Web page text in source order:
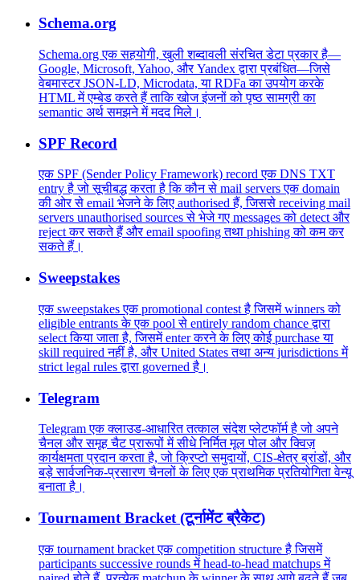
Schema.org
Schema.org एक सहयोगी, खुली शब्दावली संरचित डेटा प्रकार है—
Google, Microsoft, Yahoo, और Yandex द्वारा प्रबंधित—जिसे
वेबमास्टर JSON-LD, Microdata, या RDFa का उपयोग करके
HTML में एम्बेड करते हैं ताकि खोज इंजनों को पृष्ठ सामग्री का
semantic अर्थ समझने में मदद मिले।
SPF Record
एक SPF (Sender Policy Framework) record एक DNS TXT
entry है जो सूचीबद्ध करता है कि कौन से mail servers एक domain
की ओर से email भेजने के लिए authorised हैं, जिससे receiving mail
servers unauthorised sources से भेजे गए messages को detect और
reject कर सकते हैं और email spoofing तथा phishing को कम कर
सकते हैं।
Sweepstakes
एक sweepstakes एक promotional contest है जिसमें winners को
eligible entrants के एक pool से entirely random chance द्वारा
select किया जाता है, जिसमें enter करने के लिए कोई purchase या
skill required नहीं है, और United States तथा अन्य jurisdictions में
strict legal rules द्वारा governed है।
Telegram
Telegram एक क्लाउड-आधारित तत्काल संदेश प्लेटफॉर्म है जो अपने
चैनल और समूह चैट प्रारूपों में सीधे निर्मित मूल पोल और क्विज़
कार्यक्षमता प्रदान करता है, जो क्रिप्टो समुदायों, CIS-क्षेत्र ब्रांडों, और
बड़े सार्वजनिक-प्रसारण चैनलों के लिए एक प्राथमिक प्रतियोगिता वेन्यू
बनाता है।
Tournament Bracket (टूर्नामेंट ब्रैकेट)
एक tournament bracket एक competition structure है जिसमें
participants successive rounds में head-to-head matchups में